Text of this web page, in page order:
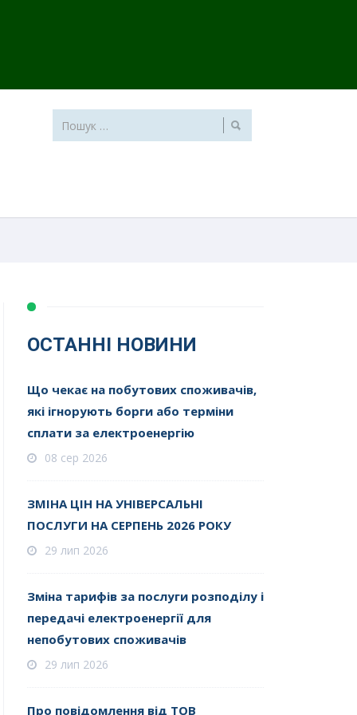
ОСТАННІ НОВИНИ
Що чекає на побутових споживачів,
які ігнорують борги або терміни
сплати за електроенергію
08 сер 2026
ЗМІНА ЦІН НА УНІВЕРСАЛЬНІ
ПОСЛУГИ НА СЕРПЕНЬ 2026 РОКУ
29 лип 2026
Зміна тарифів за послуги розподілу і
передачі електроенергії для
непобутових споживачів
29 лип 2026
Про повідомлення від ТОВ